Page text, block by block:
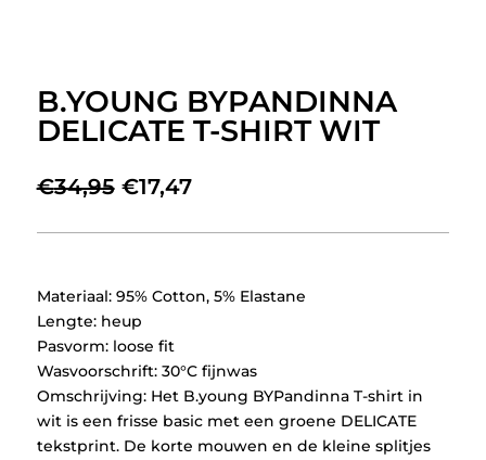
B.YOUNG BYPANDINNA
DELICATE T-SHIRT WIT
€34,95 Oorspronkelijke
was:
€17,47Huidige
is:
Materiaal: 95% Cotton, 5% Elastane
Lengte: heup
Pasvorm: loose fit
Wasvoorschrift: 30°C fijnwas
Omschrijving: Het B.young BYPandinna T-shirt in
wit is een frisse basic met een groene DELICATE
tekstprint. De korte mouwen en de kleine splitjes